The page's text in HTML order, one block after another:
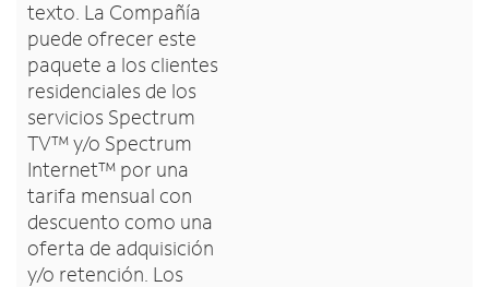
texto. La Compañía
puede ofrecer este
paquete a los clientes
residenciales de los
servicios Spectrum
TV™ y/o Spectrum
Internet™ por una
tarifa mensual con
descuento como una
oferta de adquisición
y/o retención. Los